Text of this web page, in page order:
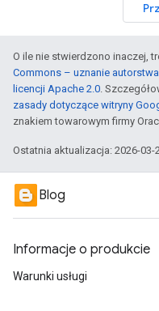
O ile nie stwierdzono inaczej,
Commons – uznanie
licencji Apache 2.0.
zasady dotyczące witryny
znakiem towarowym firmy
Ostatnia aktualizacja: 2026-03-
Blog
Informacje o produkcie
Warunki usługi